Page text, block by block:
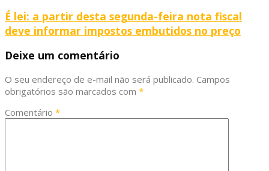
É lei: a partir desta segunda-feira nota fiscal
deve informar impostos embutidos no preço
Deixe um comentário
O seu endereço de e-mail não será publicado. Campos
obrigatórios são marcados com *
Comentário *